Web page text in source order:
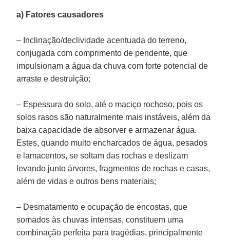
a) Fatores causadores
– Inclinação/declividade acentuada do terreno,
conjugada com comprimento de pendente, que
impulsionam a água da chuva com forte potencial de
arraste e destruição;
– Espessura do solo, até o maciço rochoso, pois os
solos rasos são naturalmente mais instáveis, além da
baixa capacidade de absorver e armazenar água.
Estes, quando muito encharcados de água, pesados
e lamacentos, se soltam das rochas e deslizam
levando junto árvores, fragmentos de rochas e casas,
além de vidas e outros bens materiais;
– Desmatamento e ocupação de encostas, que
somados às chuvas intensas, constituem uma
combinação perfeita para tragédias, principalmente